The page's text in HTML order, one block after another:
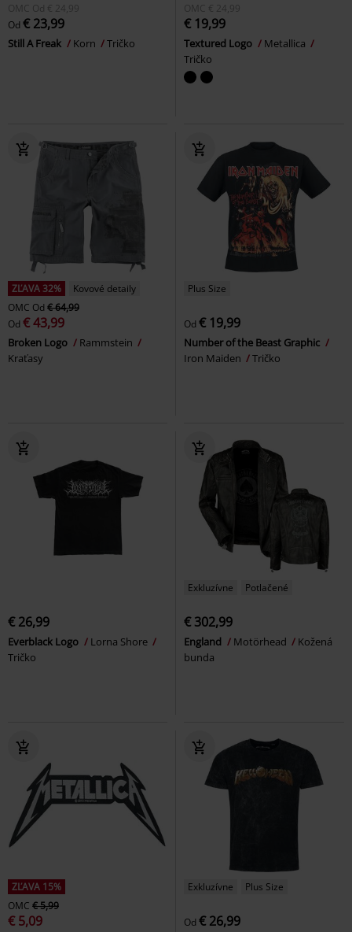
OMC Od € 24,99
Od € 23,99
Still A Freak Korn Tričko
OMC € 24,99
€ 19,99
Textured Logo
Metallica
Tričko
ZĽAVA 32%
Kovové detaily
OMC Od € 64,99
Od € 43,99
Broken Logo
Rammstein
Kraťasy
Plus Size
Od € 19,99
Number of the Beast Graphic
Iron Maiden
Tričko
€ 26,99
Everblack Logo
Lorna Shore
Tričko
Exkluzívne Potlačené
€ 302,99
England Motörhead
Kožená
bunda
ZĽAVA 15%
OMC € 5,99
€ 5,09
Exkluzívne Plus Size
Od € 26,99